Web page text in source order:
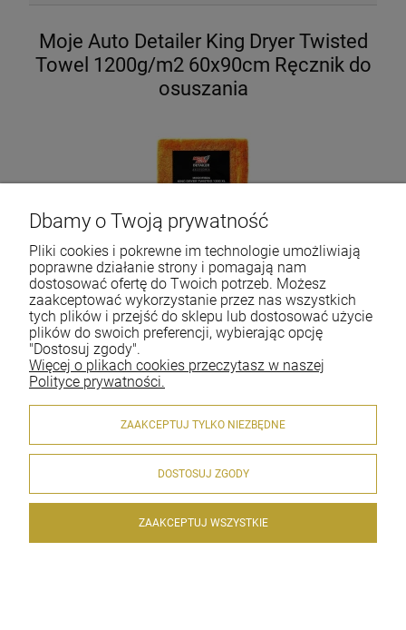
Moje Auto Detailer King Dryer Twisted
Towel 1200g/m2 60x90cm Ręcznik do
osuszania
Dostępność:
na wyczerpaniu
Wysyłka w:
Natychmiast
zawiera 23.00% VAT, bez kosztów dostawy
Cena netto:60,89 zł
szt.
Dbamy o Twoją prywatność
Pliki cookies i pokrewne im technologie umożliwiają
poprawne działanie strony i pomagają nam
dostosować ofertę do Twoich potrzeb. Możesz
zaakceptować wykorzystanie przez nas wszystkich
tych plików i przejść do sklepu lub dostosować użycie
plików do swoich preferencji, wybierając opcję
"Dostosuj zgody".
Więcej o plikach cookies przeczytasz w naszej
Polityce prywatności.
ZAAKCEPTUJ TYLKO NIEZBĘDNE
DOSTOSUJ ZGODY
ZAAKCEPTUJ WSZYSTKIE